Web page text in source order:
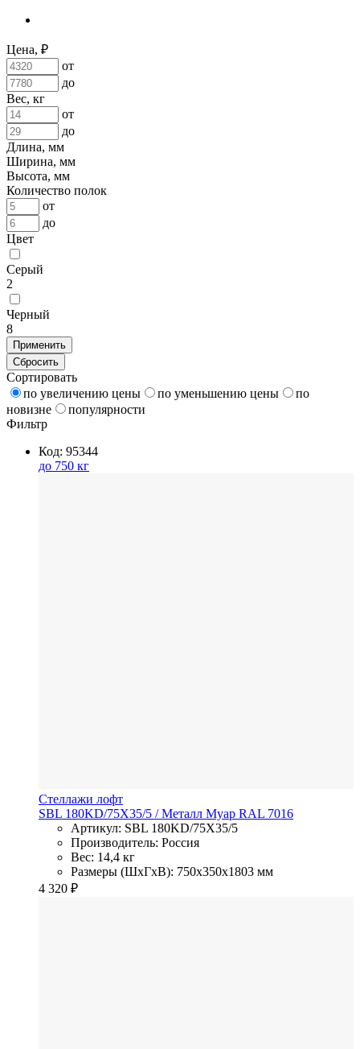
Цена, ₽
от
до
Вес, кг
от
до
Длина, мм
Ширина, мм
Высота, мм
Количество полок
от
до
Цвет
Серый
2
Черный
8
Применить
Сбросить
Сортировать
по увеличению цены
по уменьшению цены
по
новизне
популярности
Фильтр
Код: 95344
до 750 кг
Стеллажи лофт
SBL 180KD/75X35/5 / Металл Муар RAL 7016
Артикул: SBL 180KD/75X35/5
Производитель: Россия
Вес: 14,4 кг
Размеры (ШхГхВ): 750x350x1803 мм
4 320 ₽